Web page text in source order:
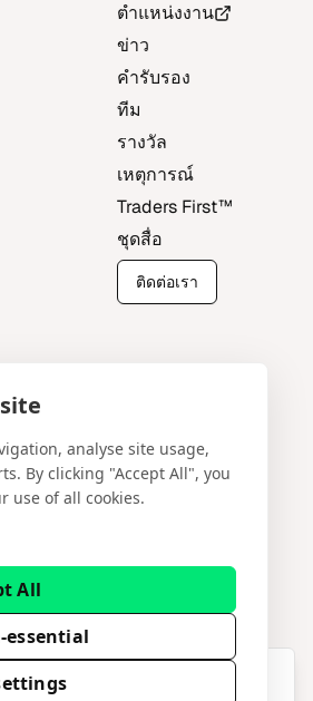
analyse site usage,
By clicking "Accept All", you
use of all cookies.
All
essential
is available in English
ตำ​แหน่ง​งาน
ข่าว
คำ​รับ​รอง
ทีม
ราง​วัล
เหตุ​การณ์
Traders First‎™‎
ชุด​สื่อ
ติด​ต่อ​เรา
บริ​การและ​การ​พัฒ​นา​
อง​คุณเอง